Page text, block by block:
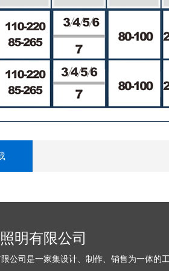
明有限公司
公司是一家集设计、制作、销售为一体的